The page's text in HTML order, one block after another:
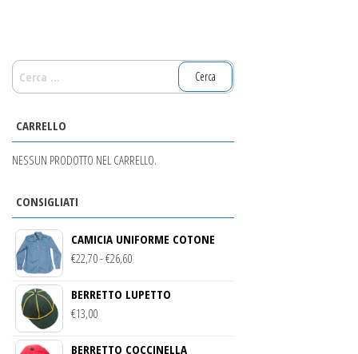
RICERCA
PER:
CARRELLO
NESSUN PRODOTTO NEL CARRELLO.
CONSIGLIATI
CAMICIA UNIFORME COTONE
€22,70-€26,60FASCIA
PREZZO:
BERRETTO LUPETTO
€13,00
BERRETTO COCCINELLA